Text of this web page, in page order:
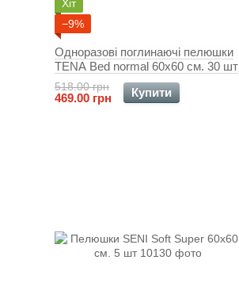
Хіт
−9%
Одноразові поглинаючі пелюшки
TENA Bed normal 60x60 см. 30 шт
518.00 грн
469.00 грн Купити